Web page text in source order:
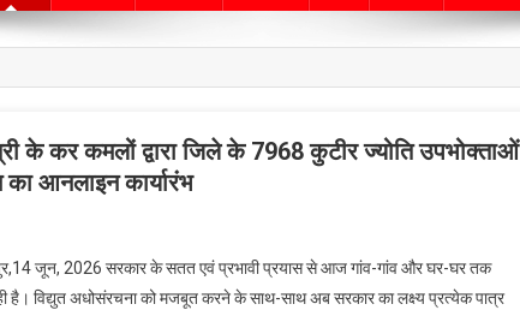
के कर कमलों द्वारा जिले के 7968 कुटीर ज्योति उपभोक्ताओं
आनलाइन कार्यारंभ
जून, 2026 सरकार के सतत एवं प्रभावी प्रयास से आज गांव-गांव और घर-घर तक
है। विद्युत अधोसंरचना को मजबूत करने के साथ-साथ अब सरकार का लक्ष्य प्रत्येक पात्र